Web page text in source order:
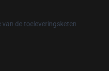
de toeleveringsketen